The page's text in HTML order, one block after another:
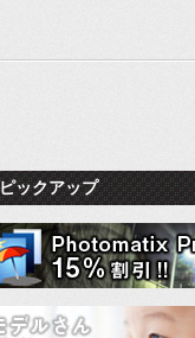
ックアップ